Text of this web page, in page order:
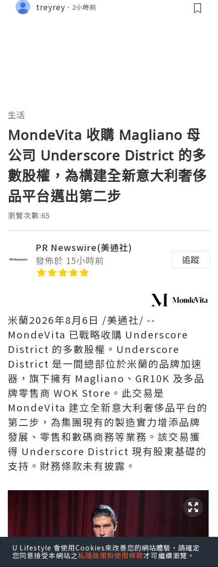
treyrey 2小時前
生活
MondeVita 收購 Magliano 母
公司 Underscore District 的多
數股權，為構建全新意大利奢侈
品平台邁出第二步
瀏覽次數:65
PR Newswire(美通社)
發佈於 15小時前
追蹤
米蘭2026年8月6日 /美通社/ --
MondeVita 已戰略收購 Underscore
District 的多數股權。Underscore
District 是一間總部位於米蘭的品牌加速
器，旗下擁有 Magliano、GR10K 及多品
牌零售商 WOK Store。此交易是
MondeVita 建立全新意大利奢侈品平台的
第二步，為集團現有的製造實力增添品牌
發展、零售和數碼商務等業務。該交易獲
得 Underscore District 現有股東基礎的
支持。財務條款未有披露。
U Lifestyle 會使用Cookies來改善您的網站體驗，請確定
您同意接受本網站之私隱政策和使用條款才可繼續瀏覽。